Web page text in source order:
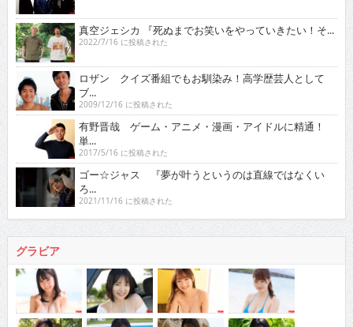
真空ジェシカ 『死ぬまでお笑いをやっていきたい！そ...
2022/7/16 に投稿された
ロザン クイズ番組でもお馴染み！高学歴芸人として
ブ...
2009/12/16 に投稿された
有野晋哉 ゲーム・アニメ・漫画・アイドルに精通！
単...
2017/5/16 に投稿された
ゴー☆ジャス 『夢が叶うというのは直線ではなくい
ろ...
2021/11/16 に投稿された
グラビア